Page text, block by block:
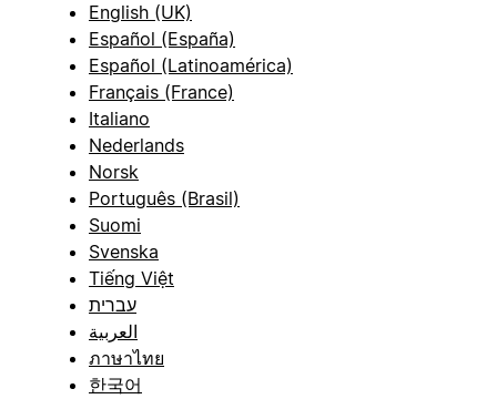
English (UK)
Español (España)
Español (Latinoamérica)
Français (France)
Italiano
Nederlands
Norsk
Português (Brasil)
Suomi
Svenska
Tiếng Việt
עברית
العربية
ภาษาไทย
한국어